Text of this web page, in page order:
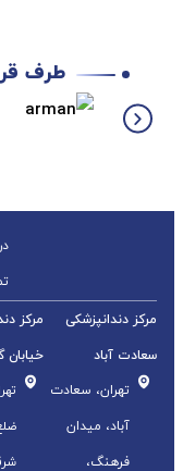
طرف
مرکز دندانپزشکی
سعادت آباد
تهران، سعادت
آباد، میدان
فرهنگ،
مرکز
خیابان